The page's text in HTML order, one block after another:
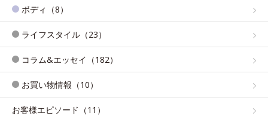
ボディ（8）
ライフスタイル（23）
コラム&エッセイ（182）
お買い物情報（10）
お客様エピソード（11）